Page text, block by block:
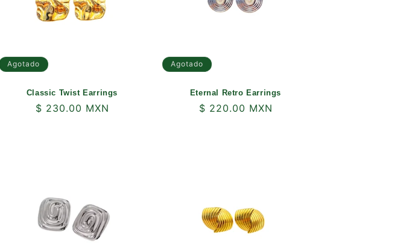
Agotado
Classic Twist Earrings
Precio
$ 230.00 MXN
Agotado
Eternal Retro Earrings
Precio
$ 220.00 MXN